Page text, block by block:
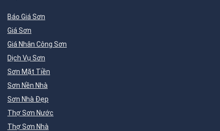
Báo Giá Sơn
Giá Sơn
Giá Nhân Công Sơn
Dịch Vụ Sơn
Sơn Mặt Tiền
Sơn Nền Nhà
Sơn Nhà Đẹp
Thợ Sơn Nước
Thợ Sơn Nhà